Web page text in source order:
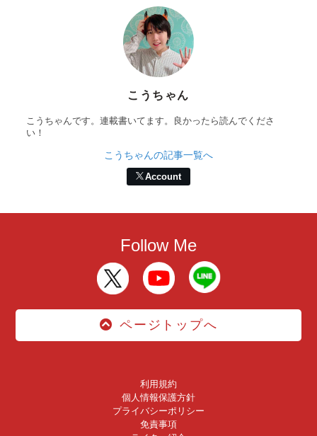
こうちゃん
こうちゃんです。連載書いてます。良かったら読んでくださ
い！
こうちゃんの記事一覧へ
Account
Follow Me
ページトップへ
利用規約
個人情報保護方針
プライバシーポリシー
免責事項